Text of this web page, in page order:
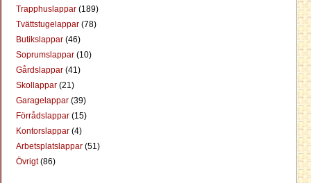
Trapphuslappar (189)
Tvättstugelappar (78)
Butikslappar (46)
Soprumslappar (10)
Gårdslappar (41)
Skollappar (21)
Garagelappar (39)
Förrådslappar (15)
Kontorslappar (4)
Arbetsplatslappar (51)
Övrigt(86)